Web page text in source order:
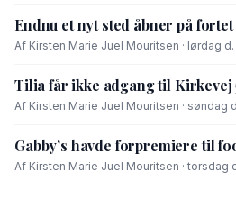
Endnu et nyt sted åbner på fortet
Af Kirsten Marie Juel Mouritsen · lørdag
Tilia får ikke adgang til Kirkevej
Af Kirsten Marie Juel Mouritsen · søndag
Gabby’s havde forpremiere til
Af Kirsten Marie Juel Mouritsen · torsdag